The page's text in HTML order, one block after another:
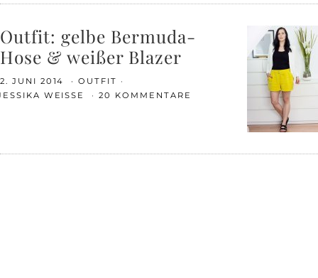
Outfit: gelbe Bermuda-
Hose & weißer Blazer
2. JUNI 2014
OUTFIT
WEISSE
20 KOMMENTARE